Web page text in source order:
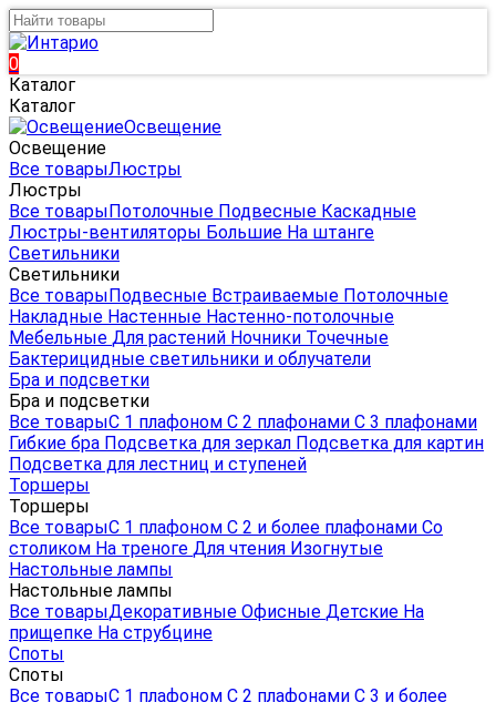
0
Каталог
Каталог
Освещение
Освещение
Все товарыЛюстры
Люстры
Все товарыПотолочные Подвесные Каскадные
Люстры-вентиляторы Большие На штанге
Светильники
Светильники
Все товарыПодвесные Встраиваемые Потолочные
Накладные Настенные Настенно-потолочные
Мебельные Для растений Ночники Точечные
Бактерицидные светильники и облучатели
Бра и подсветки
Бра и подсветки
Все товарыС 1 плафоном С 2 плафонами С 3 плафонами
Гибкие бра Подсветка для зеркал Подсветка для картин
Подсветка для лестниц и ступеней
Торшеры
Торшеры
Все товарыС 1 плафоном С 2 и более плафонами Со
столиком На треноге Для чтения Изогнутые
Настольные лампы
Настольные лампы
Все товарыДекоративные Офисные Детские На
прищепке На струбцине
Споты
Споты
Все товарыС 1 плафоном С 2 плафонами С 3 и более